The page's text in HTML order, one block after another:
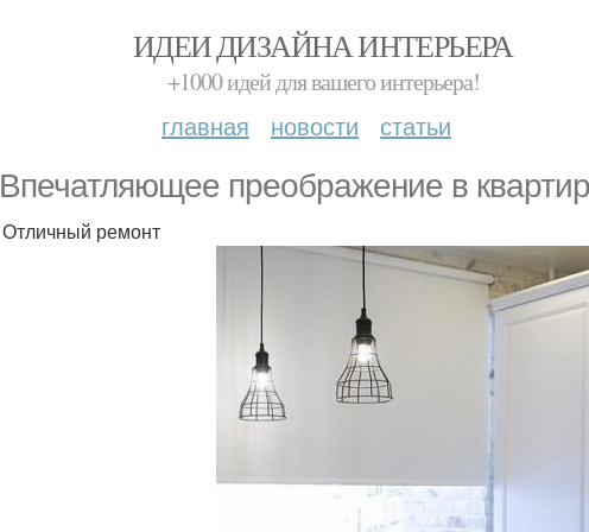
ИДЕИ ДИЗАЙНА ИНТЕРЬЕРА
+1000 идей для вашего интерьера!
главная новости статьи
Впечатляющее преображение в
Отличный ремонт